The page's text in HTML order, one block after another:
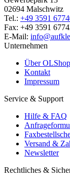
02694 Malschwitz
Tel.: +49 3591
Fax: +49 3591
E-Mail:
Unternehmen
Über
Kontakt
Impressum
Service & Support
Hilfe & FAQ
Versand &
Newsletter
Rechtliches &